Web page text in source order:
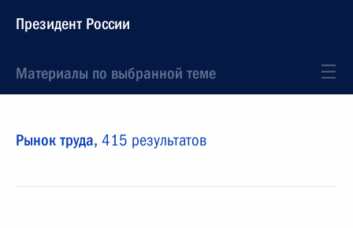
Президент России
Материалы по выбранной теме
Рынок труда, 415 результатов